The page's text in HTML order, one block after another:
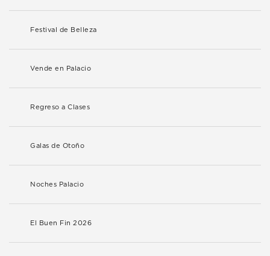
Festival de Belleza
Vende en Palacio
Regreso a Clases
Galas de Otoño
Noches Palacio
El Buen Fin 2026